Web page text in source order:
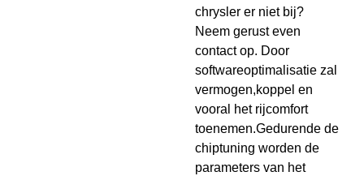
chrysler er niet bij?
Neem gerust even
contact op. Door
softwareoptimalisatie zal
vermogen,koppel en
vooral het rijcomfort
toenemen.Gedurende de
chiptuning worden de
parameters van het